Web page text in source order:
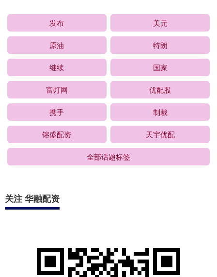
发布 美元
原油 特朗
继续 国家
富灯网 优配股
携手 制裁
镕盛配资 天宇优配
全部话题标签
关注 华融配资